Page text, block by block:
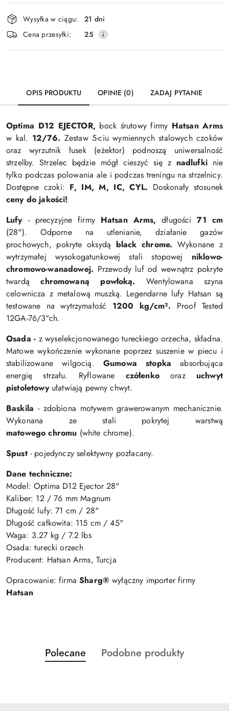
Wyślij
Dostępność
i
dostawa
Wysyłka w ciągu:
21 dni
Cena przesyłki:
25
OPIS PRODUKTU OPINIE (0) ZADAJ PYTANIE
Optima D12 EJECTOR, bock śrutowy firmy Hatsan Arms
w kal. 12/76. Zestaw5-ciuwymiennych stalowych czoków
oraz wyrzutnik łusek (eżektor) podnoszą uniwersalność
strzelby. Strzelec będzie mógł cieszyć się z nadlufkinie
tylko podczas polowania ale i podczas treningu na strzelnicy.
Dostępne czoki: F, IM, M, IC, CYL. Doskonały stosunek
ceny do jakości!
Lufy- precyzyjne firmy Hatsan Arms,długości 71 cm
(28"). Odporne na utlenianie, działanie gazów
prochowych, pokryte oksydą black chrome. Wykonane z
wytrzymałej wysokogatunkowej stali stopowej niklowo-
chromowo-wanadowej. Przewody luf od wewnątrz pokryte
twardąchromowaną powłoką. Wentylowana szyna
celownicza z metalową muszką. Legendarne lufy Hatsan są
testowane na wytrzymałość 1200 kg/cm². Proof Tested
12GA-76/3"ch.
Osada - z wyselekcjonowanego tureckiego orzecha, składna.
Matowe wykończeniewykonane poprzez suszenie w piecu i
stabilizowane wilgocią. Gumowa stopka absorbująca
energię strzału. Ryflowane czółenkoorazuchwyt
pistoletowyułatwiają pewny chwyt.
Baskila - zdobiona motywem grawerowanym mechanicznie.
Wykonana ze stali pokrytej warstwą
matowego chromu (white chrome).
Spust- pojedynczy selektywny pozłacany.
Dane techniczne:
Model: Optima D12 Ejector 28"
Kaliber: 12 / 76 mm Magnum
Długość lufy: 71 cm / 28"
Długość całkowita: 115 cm / 45"
Waga: 3.27 kg / 7.2 lbs
Osada: turecki orzech
Producent: Hatsan Arms, Turcja
Opracowanie: firmaSharg® wyłączny importer firmy
Hatsan
Pomiń karuzelę produktów
Produkty
o
Polecane
Produkty
Podobne produkty